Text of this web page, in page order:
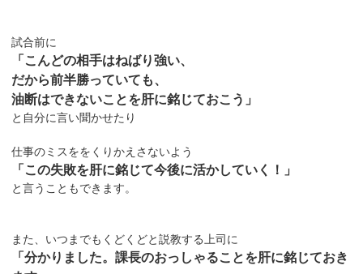
試合前に
「こんどの相手はねばり強い、
だから前半勝っていても、
油断はできないことを肝に銘じておこう」
と自分に言い聞かせたり
仕事のミスををくりかえさないよう
「この失敗を肝に銘じて今後に活かしていく！」
と言うこともできます。
また、いつまでもくどくどと説教する上司に
「分かりました。課長のおっしゃることを肝に銘じておき